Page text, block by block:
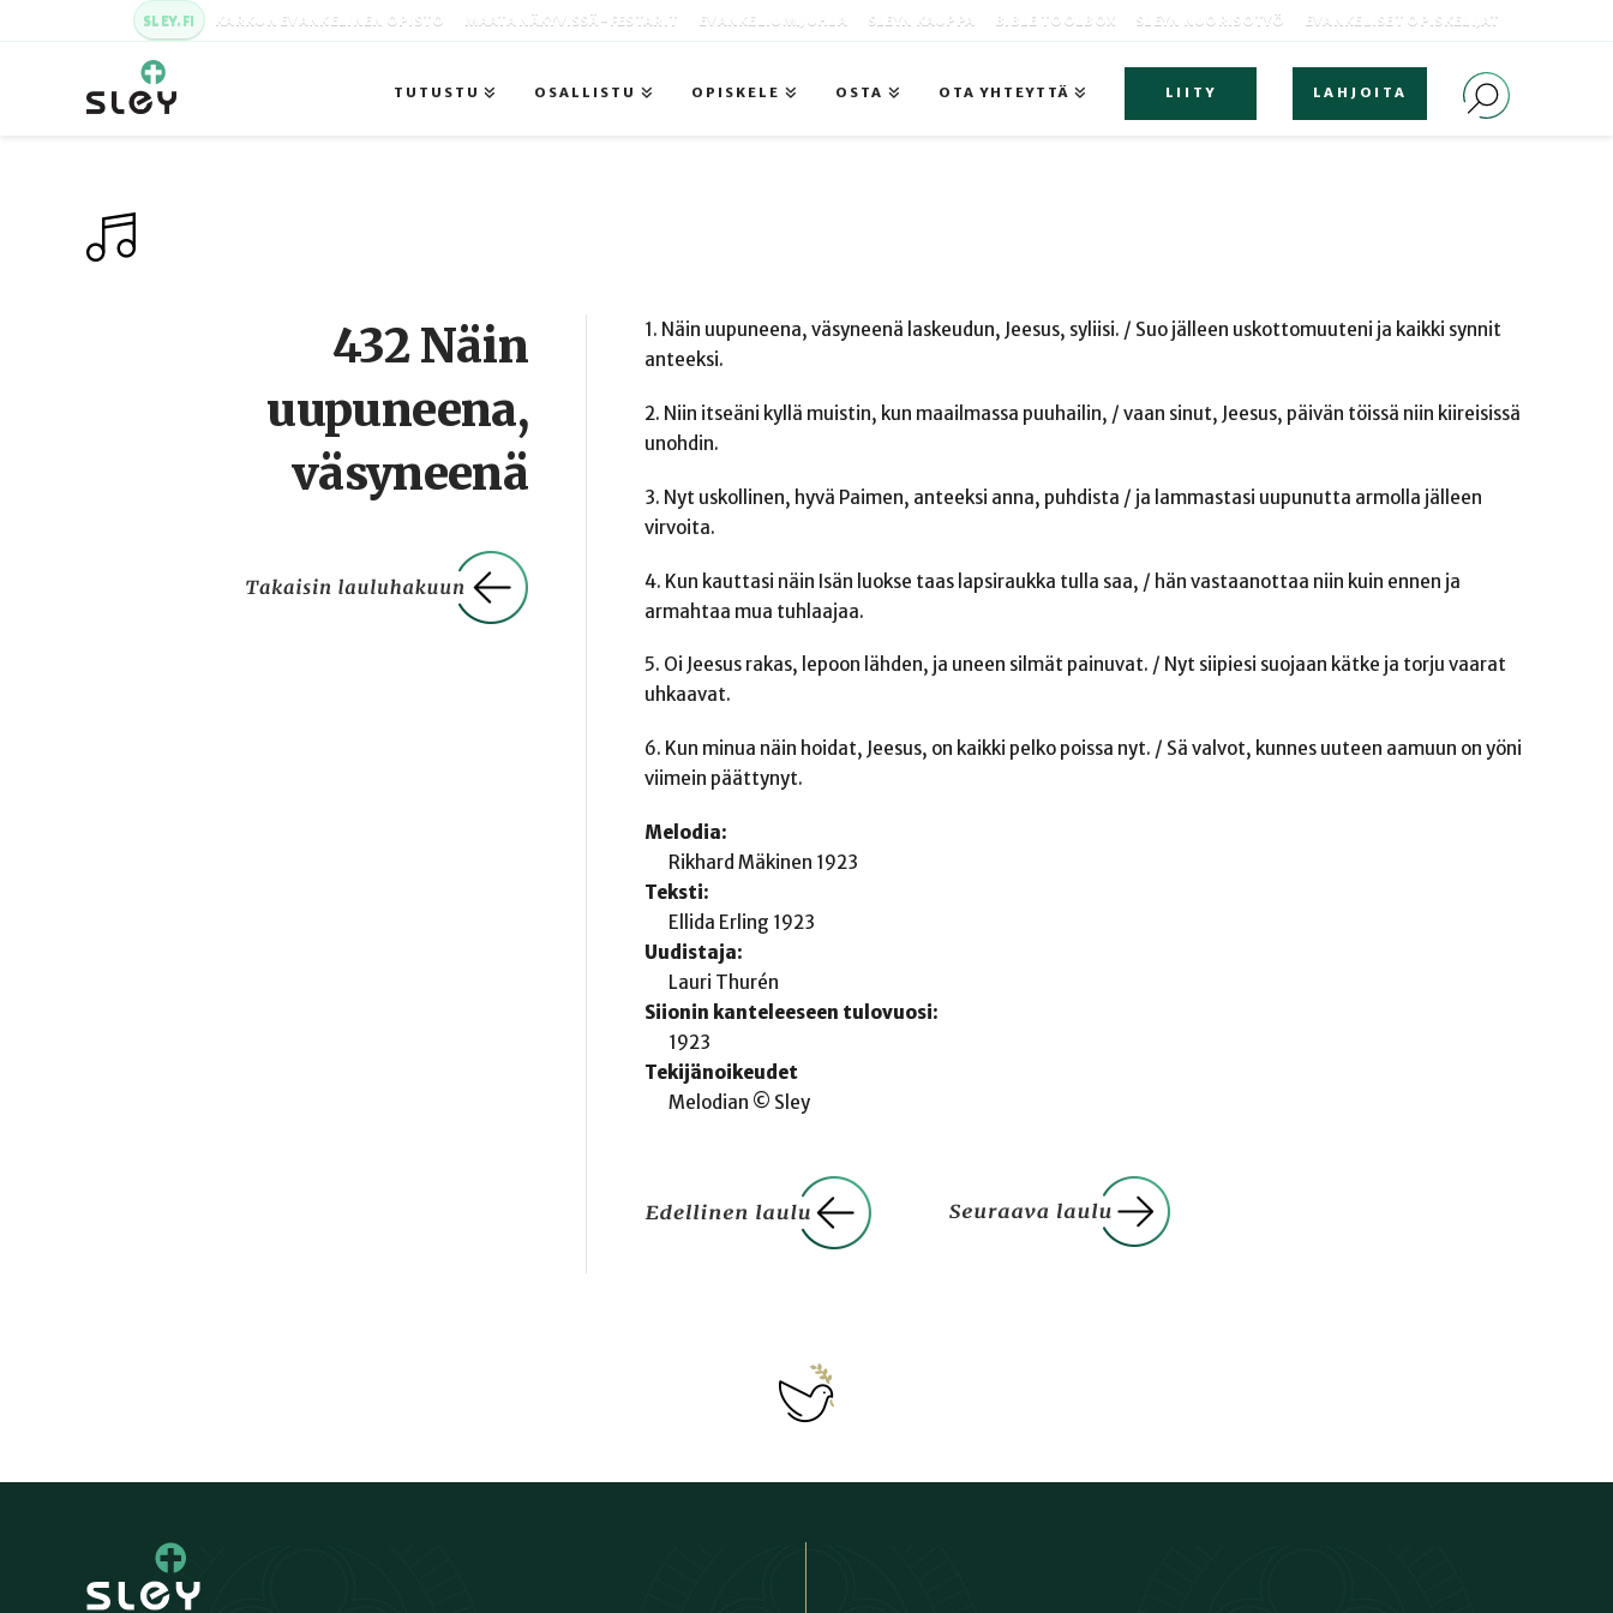
SLEY.FI KARKUN EVANKELINEN OPISTO MAATA NÄKYVISSÄ -FESTARIT EVANKELIUMIJUHLA SLEYN KAUPPA BIBLE TOOLBOX SLEYN NUORISOTYÖ EVANKELISET OPISKELIJAT
TUTUSTU OSALLISTU OPISKELE OSTA OTA YHTEYTTÄ LIITY LAHJOITA
432 Näin
uupuneena,
väsyneenä
1. Näin uupuneena, väsyneenä laskeudun, Jeesus, syliisi. / Suo jälleen uskottomuuteni ja kaikki synnit
anteeksi.
2. Niin itseäni kyllä muistin, kun maailmassa puuhailin, / vaan sinut, Jeesus, päivän töissä niin kiireisissä
unohdin.
3. Nyt uskollinen, hyvä Paimen, anteeksi anna, puhdista / ja lammastasi uupunutta armolla jälleen
virvoita.
4. Kun kauttasi näin Isän luokse taas lapsiraukka tulla saa, / hän vastaanottaa niin kuin ennen ja
armahtaa mua tuhlaajaa.
5. Oi Jeesus rakas, lepoon lähden, ja uneen silmät painuvat. / Nyt siipiesi suojaan kätke ja torju vaarat
uhkaavat.
6. Kun minua näin hoidat, Jeesus, on kaikki pelko poissa nyt. / Sä valvot, kunnes uuteen aamuun on yöni
viimein päättynyt.
Melodia:
Rikhard Mäkinen 1923
Teksti:
Ellida Erling 1923
Uudistaja:
Lauri Thurén
Siionin kanteleeseen tulovuosi:
1923
Tekijänoikeudet
Melodian © Sley